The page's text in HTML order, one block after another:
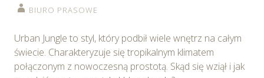
BIURO PRASOWE
Urban Jungle to styl, który podbił wiele wnętrz na całym
świecie. Charakteryzuje się tropikalnym klimatem
połączonym z nowoczesną prostotą. Skąd się wziął i jak